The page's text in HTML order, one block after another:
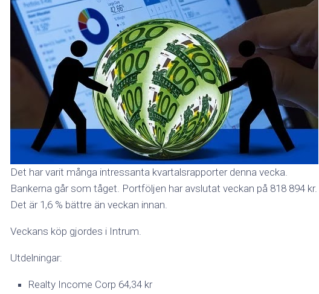
Det har varit många intressanta kvartalsrapporter denna vecka.
Bankerna går som tåget. Portföljen har avslutat veckan på 818 894 kr.
Det är 1,6 % bättre än veckan innan.
Veckans köp gjordes i Intrum.
Utdelningar:
Realty Income Corp 64,34 kr